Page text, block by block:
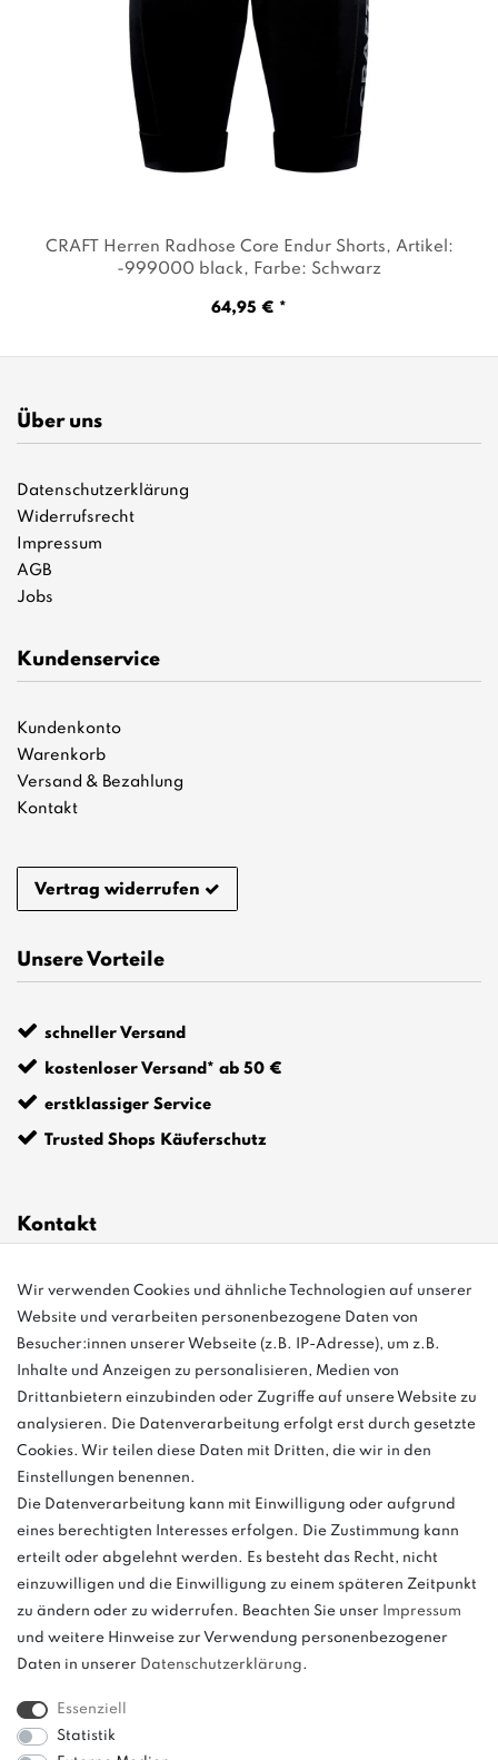
CRAFT Herren Radhose Core Endur Shorts, Artikel:
-999000 black, Farbe: Schwarz
64,95 € *
Über uns
Datenschutzerklärung
Widerrufsrecht
Impressum
AGB
Jobs
Kundenservice
Kundenkonto
Warenkorb
Versand & Bezahlung
Kontakt
Vertrag widerrufen
Unsere Vorteile
schneller Versand
kostenloser Versand* ab 50 €
erstklassiger Service
Trusted Shops Käuferschutz
Kontakt
info@bonvenon.de
03763 4048350
Montag - Freitag, 08:00 - 16:00
Anrufe aus dem dt. Festnetz zum Ortstarif, Preise aus dem Mobilfunknetz
ggf. abweichend (abhängig vom Provider).
und
weitere.
Wir verwenden Cookies und ähnliche Technologien auf unserer
Website und verarbeiten personenbezogene Daten von
Besucher:innen unserer Webseite (z.B. IP-Adresse), um z.B.
Inhalte und Anzeigen zu personalisieren, Medien von
Drittanbietern einzubinden oder Zugriffe auf unsere Website zu
analysieren. Die Datenverarbeitung erfolgt erst durch gesetzte
Cookies. Wir teilen diese Daten mit Dritten, die wir in den
Einstellungen benennen.
Die Datenverarbeitung kann mit Einwilligung oder aufgrund
eines berechtigten Interesses erfolgen. Die Zustimmung kann
erteilt oder abgelehnt werden. Es besteht das Recht, nicht
einzuwilligen und die Einwilligung zu einem späteren Zeitpunkt
zu ändern oder zu widerrufen. Beachten Sie unser
Impressum
und weitere Hinweise zur Verwendung personenbezogener
Daten in unserer Daten­schutz­erklärung.
Essenziell
Statistik
Sinne einer Preisermäßigung, sondern lediglich
einen Preisvergleich zur unverbindlichen